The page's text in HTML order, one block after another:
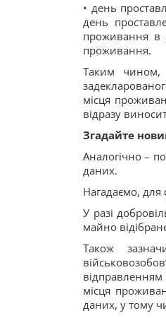
• день
день
проживання в
проживання.
Таким чином,
місця
відразу
Згадайте
Аналогічно –
даних.
Нагадаємо, для
У разі
майно
Також
місця
даних, у тому